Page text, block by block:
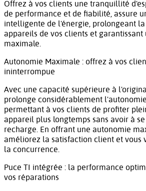
Offrez à vos clients une tranquillité
de performance et de fiabilité, assure
intelligente de l'énergie, prolongeant la
appareils de vos clients et garantissant
maximale.
Autonomie Maximale : offrez à vos
ininterrompue
Avec une capacité supérieure à
prolonge considérablement
permettant à vos clients de profiter
appareil plus longtemps sans avoir à
recharge. En offrant une autonomie
améliorez la satisfaction client et vous
la concurrence.
Puce TI intégrée : la performance
vos réparations